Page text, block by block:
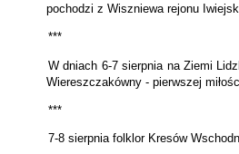
pochodzi z Wiszniewa rejonu
***
W dniach 6-7 sierpnia na Ziemi
Wiereszczakówny - pierwszej
***
7-8 sierpnia folklor Kresów